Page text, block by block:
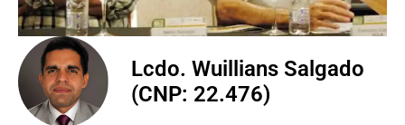
Lcdo. Wuillians Salgado
(CNP: 22.476)